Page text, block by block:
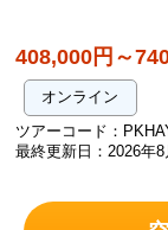
408,000円～
オンライン
ツアーコード：
最終更新日：2026年